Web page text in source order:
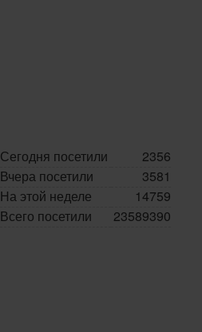
Сегодня посетили
2356
Вчера посетили
3581
На этой неделе
14759
Всего посетили
23589390